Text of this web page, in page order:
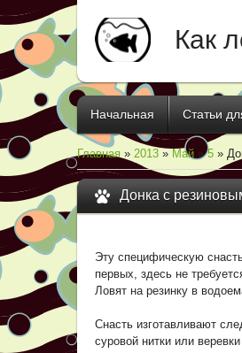
Как
Начальная Статьи
Главная » 2013 » Май » 5 »
Донка с
Эту специфическую
первых, здесь не
Ловят на резинку в
Снасть изготавливают
суровой нитки или